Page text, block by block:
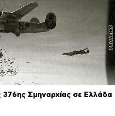
376ης Σμηναρχίας σε Ελλάδα